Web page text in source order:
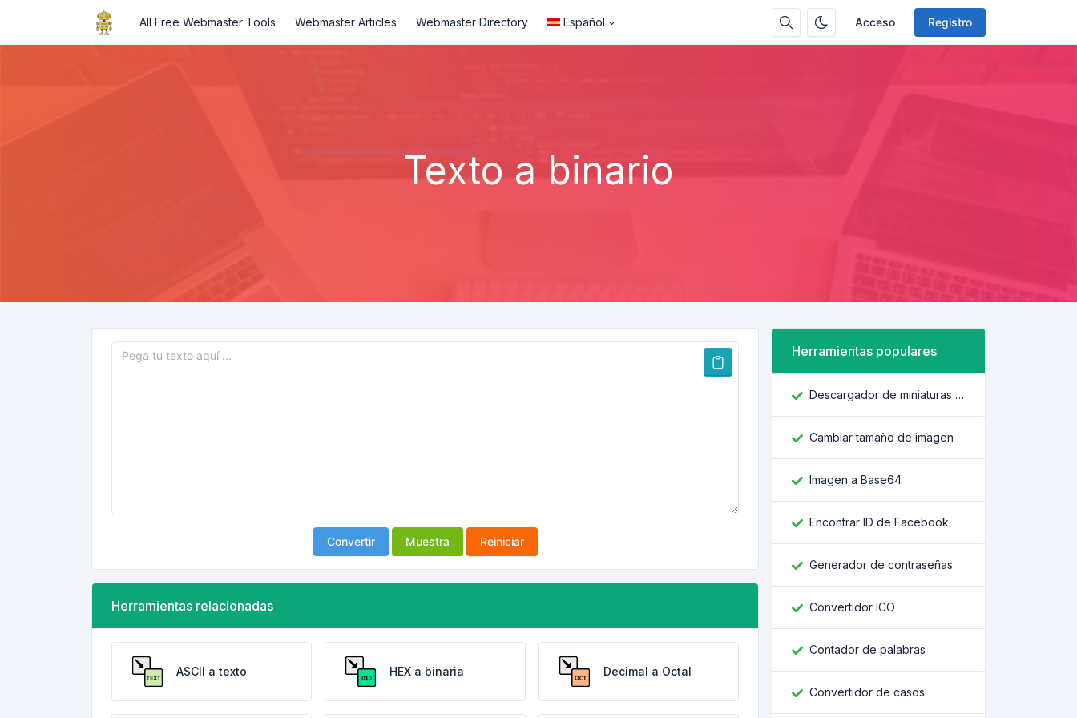
Acceso Registro
All Free Webmaster Tools Webmaster Articles Webmaster Directory Español
Texto a binario
Convertir Muestra Reiniciar
Herramientas relacionadas
ASCII a texto HEX a binaria Decimal a Octal
Herramientas populares
Descargador de miniaturas de YouTube
Cambiar tamaño de imagen
Imagen a Base64
Encontrar ID de Facebook
Generador de contraseñas
Convertidor ICO
Contador de palabras
Convertidor de casos